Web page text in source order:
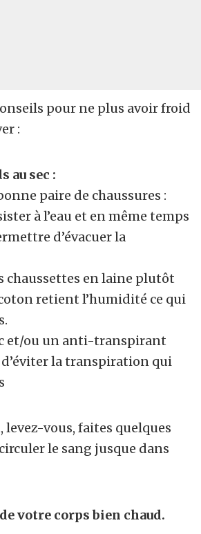
pour ne plus avoir froid
:
au sec :
paire de chaussures :
à l’eau et en même temps
d’évacuer la
chaussettes en laine plutôt
retient l’humidité ce qui
et/ou un anti-transpirant
la transpiration qui
levez-vous, faites quelques
le sang jusque dans
votre corps bien chaud.